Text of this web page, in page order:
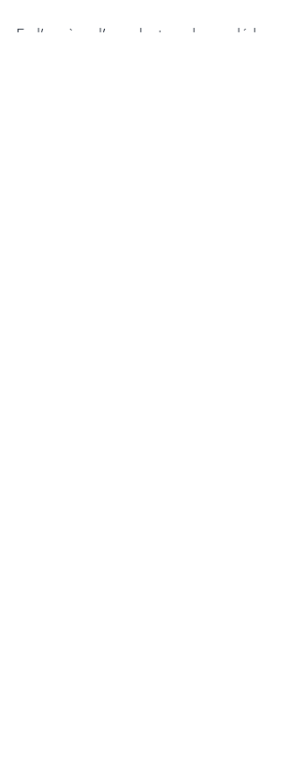
En l’espèce, l’appelante a demandé les